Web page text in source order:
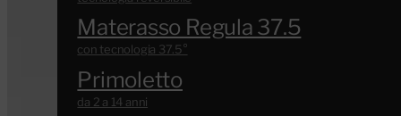
Materasso Regula 37.5
Primoletto